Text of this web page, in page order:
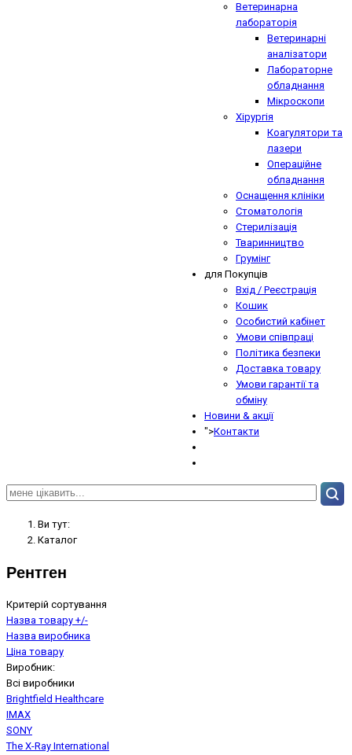
Ветеринарна
лабораторія
Ветеринарні
аналізатори
Лабораторне
обладнання
Мікроскопи
Хірургія
Коагулятори та
лазери
Операційне
обладнання
Оснащення клініки
Стоматологія
Стерилізація
Тваринництво
Грумінг
для Покупців
Вхід / Реєстрація
Кошик
Особистий кабінет
Умови співпраці
Політика безпеки
Доставка товару
Умови гарантії та
обміну
Новини & акції
">Контакти
Ви тут:
Кaтaлoг
Рентген
Критерій сортування
Назва товару +/-
Назва виробника
Ціна товару
Виробник:
Всі виробники
Brightfield Healthcare
IMAX
SONY
The X-Ray International